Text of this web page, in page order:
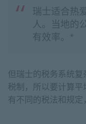
瑞士适合热
人。当地的
有效率。*
但瑞士的税务系统
税制，所以要计算
有不同的税法和规定